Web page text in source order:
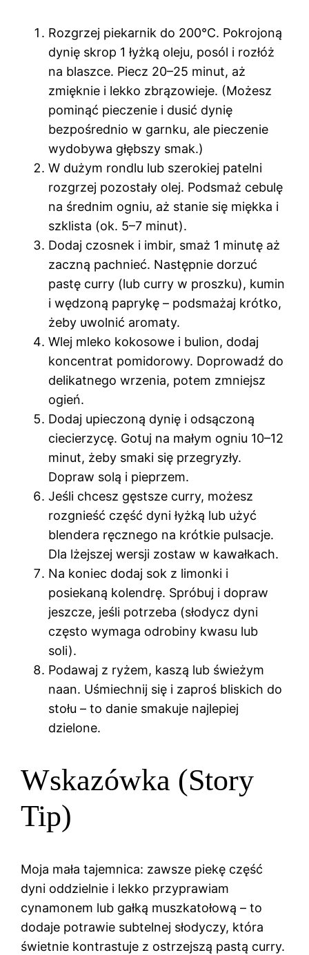
Rozgrzej piekarnik do 200°C. Pokrojoną
dynię skrop 1 łyżką oleju, posól i rozłóż
na blaszce. Piecz 20–25 minut, aż
zmięknie i lekko zbrązowieje. (Możesz
pominąć pieczenie i dusić dynię
bezpośrednio w garnku, ale pieczenie
wydobywa głębszy smak.)
W dużym rondlu lub szerokiej patelni
rozgrzej pozostały olej. Podsmaż cebulę
na średnim ogniu, aż stanie się miękka i
szklista (ok. 5–7 minut).
Dodaj czosnek i imbir, smaż 1 minutę aż
zaczną pachnieć. Następnie dorzuć
pastę curry (lub curry w proszku), kumin
i wędzoną paprykę – podsmażaj krótko,
żeby uwolnić aromaty.
Wlej mleko kokosowe i bulion, dodaj
koncentrat pomidorowy. Doprowadź do
delikatnego wrzenia, potem zmniejsz
ogień.
Dodaj upieczoną dynię i odsączoną
ciecierzycę. Gotuj na małym ogniu 10–12
minut, żeby smaki się przegryzły.
Dopraw solą i pieprzem.
Jeśli chcesz gęstsze curry, możesz
rozgnieść część dyni łyżką lub użyć
blendera ręcznego na krótkie pulsacje.
Dla lżejszej wersji zostaw w kawałkach.
Na koniec dodaj sok z limonki i
posiekaną kolendrę. Spróbuj i dopraw
jeszcze, jeśli potrzeba (słodycz dyni
często wymaga odrobiny kwasu lub
soli).
Podawaj z ryżem, kaszą lub świeżym
naan. Uśmiechnij się i zaproś bliskich do
stołu – to danie smakuje najlepiej
dzielone.
Wskazówka (Story
Tip)
Moja mała tajemnica: zawsze piekę część
dyni oddzielnie i lekko przyprawiam
cynamonem lub gałką muszkatołową – to
dodaje potrawie subtelnej słodyczy, która
świetnie kontrastuje z ostrzejszą pastą curry.